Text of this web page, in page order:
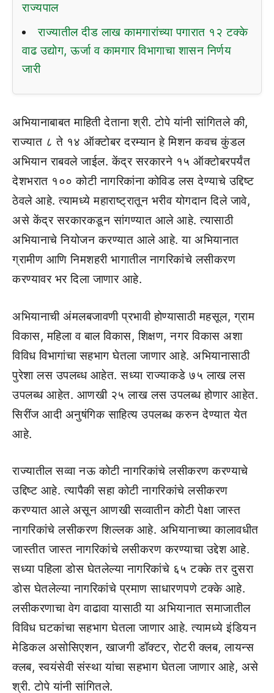
राज्यपाल
राज्यातील दीड लाख कामगारांच्या पगारात १२ टक्के
वाढ उद्योग, ऊर्जा व कामगार विभागाचा शासन निर्णय
जारी
अभियानाबाबत माहिती देताना श्री. टोपे यांनी सांगितले की,
राज्यात ८ ते १४ ऑक्टोबर दरम्यान हे मिशन कवच कुंडल
अभियान राबवले जाईल. केंद्र सरकारने १५ ऑक्टोबरपर्यंत
देशभरात १०० कोटी नागरिकांना कोविड लस देण्याचे उद्दिष्ट
ठेवले आहे. त्यामध्ये महाराष्ट्रातून भरीव योगदान दिले जावे,
असे केंद्र सरकारकडून सांगण्यात आले आहे. त्यासाठी
अभियानाचे नियोजन करण्यात आले आहे. या अभियानात
ग्रामीण आणि निमशहरी भागातील नागरिकांचे लसीकरण
करण्यावर भर दिला जाणार आहे.
अभियानाची अंमलबजावणी प्रभावी होण्यासाठी महसूल, ग्राम
विकास, महिला व बाल विकास, शिक्षण, नगर विकास अशा
विविध विभागांचा सहभाग घेतला जाणार आहे. अभियानासाठी
पुरेशा लस उपलब्ध आहेत. सध्या राज्याकडे ७५ लाख लस
उपलब्ध आहेत. आणखी २५ लाख लस उपलब्ध होणार आहेत.
सिरींज आदी अनुषंगिक साहित्य उपलब्ध करुन देण्यात येत
आहे.
राज्यातील सव्वा नऊ कोटी नागरिकांचे लसीकरण करण्याचे
उद्दिष्ट आहे. त्यापैकी सहा कोटी नागरिकांचे लसीकरण
करण्यात आले असून आणखी सव्वातीन कोटी पेक्षा जास्त
नागरिकांचे लसीकरण शिल्लक आहे. अभियानाच्या कालावधीत
जास्तीत जास्त नागरिकांचे लसीकरण करण्याचा उद्देश आहे.
सध्या पहिला डोस घेतलेल्या नागरिकांचे ६५ टक्के तर दुसरा
डोस घेतलेल्या नागरिकांचे प्रमाण साधारणपणे टक्के आहे.
लसीकरणाचा वेग वाढावा यासाठी या अभियानात समाजातील
विविध घटकांचा सहभाग घेतला जाणार आहे. त्यामध्ये इंडियन
मेडिकल असोसिएशन, खाजगी डॉक्टर, रोटरी क्लब, लायन्स
क्लब, स्वयंसेवी संस्था यांचा सहभाग घेतला जाणार आहे, असे
श्री. टोपे यांनी सांगितले.